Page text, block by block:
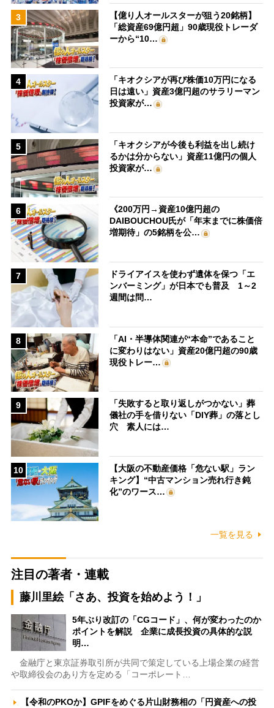
3
【億り人オールスターが狙う20銘柄】
「総資産69億円超」90歳現役トレーダ
ーから“10…
4
「キオクシアが再び株価10万円になる
日は遠い」資産3億円超のサラリーマン
投資家が…
5
「キオクシアが今後も利益を出し続け
るかは分からない」資産11億円の個人
投資家が…
6
《200万円→資産10億円超の
DAIBOUCHOU氏が「年末までに株価倍
増期待」の5銘柄を公…
7
ドライアイスを使わず遺体を保つ「エ
ンバーミング」が日本でも普及 1～2
週間は問…
8
「AI・半導体関連が“本命”であること
に変わりはない」資産20億円超の90歳
現役トレー…
9
「失敗すると取り返しがつかない」葬
儀社の手を借りない「DIY葬」の落とし
穴 素人には…
10
【大阪の不動産価格「危ない駅」ラン
キング】“中古マンション売れ行き鈍
化”のワース…
一覧を見る
注目の著者・連載
藤川里絵「さあ、投資を始めよう！」
5年ぶり改訂の「CGコード」、何が変わったのか
ポイントを解説 企業に成長投資の具体的な説
明…
金融庁と東京証券取引所が共同で策定している上場企業の経営
や取締役会のあり方を定める「コーポレート…
【令和のPKOか】GPIFをめぐる片山財務相の「円資産への投